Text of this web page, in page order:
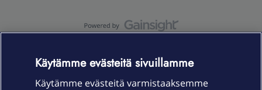
Käytämme evästeitä sivuillamme
Käytämme evästeitä varmistaaksemme